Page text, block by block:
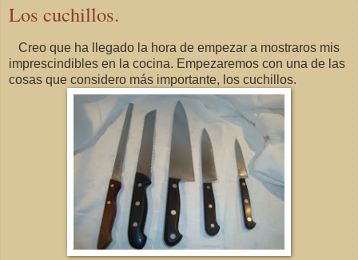
Los cuchillos.
Creo que ha llegado la hora de empezar a mostraros mis
imprescindibles en la cocina. Empezaremos con una de las
cosas que considero más importante, los cuchillos.